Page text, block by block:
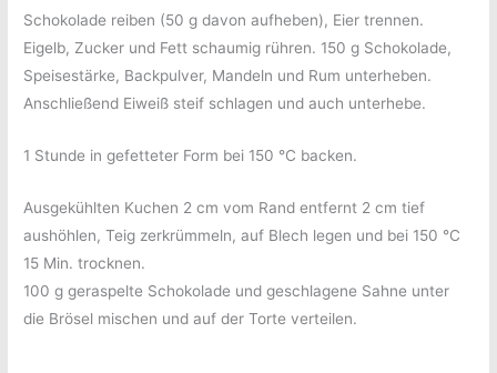
Schokolade reiben (50 g davon aufheben), Eier trennen.
Eigelb, Zucker und Fett schaumig rühren. 150 g Schokolade,
Speisestärke, Backpulver, Mandeln und Rum unterheben.
Anschließend Eiweiß steif schlagen und auch unterhebe.
1 Stunde in gefetteter Form bei 150 °C backen.
Ausgekühlten Kuchen 2 cm vom Rand entfernt 2 cm tief
aushöhlen, Teig zerkrümmeln, auf Blech legen und bei 150 °C
15 Min. trocknen.
100 g geraspelte Schokolade und geschlagene Sahne unter
die Brösel mischen und auf der Torte verteilen.